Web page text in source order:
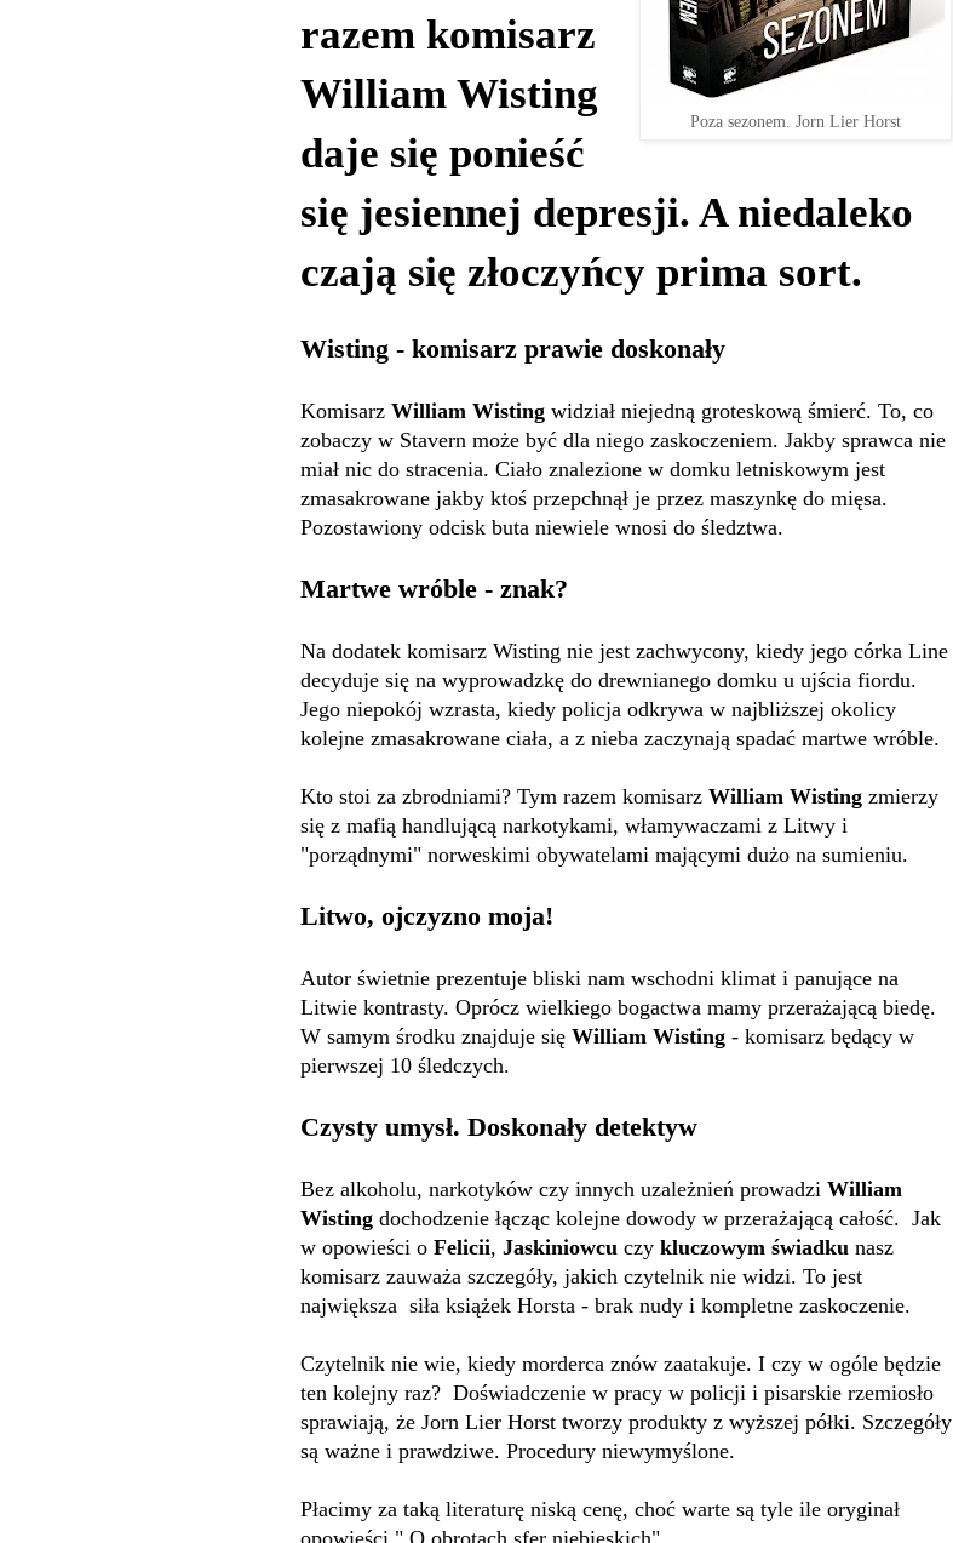
Poza sezonem. Jorn Lier Horst
razem komisarz
William Wisting
daje się ponieść
się jesiennej depresji. A niedaleko
czają się złoczyńcy prima sort.
Wisting - komisarz prawie doskonały
Komisarz William Wisting widział niejedną groteskową śmierć. To, co
zobaczy w Stavern może być dla niego zaskoczeniem. Jakby sprawca nie
miał nic do stracenia. Ciało znalezione w domku letniskowym jest
zmasakrowane jakby ktoś przepchnął je przez maszynkę do mięsa.
Pozostawiony odcisk buta niewiele wnosi do śledztwa.
Martwe wróble - znak?
Na dodatek komisarz Wisting nie jest zachwycony, kiedy jego córka Line
decyduje się na wyprowadzkę do drewnianego domku u ujścia fiordu.
Jego niepokój wzrasta, kiedy policja odkrywa w najbliższej okolicy
kolejne zmasakrowane ciała, a z nieba zaczynają spadać martwe wróble.
Kto stoi za zbrodniami? Tym razem komisarz William Wisting zmierzy
się z mafią handlującą narkotykami, włamywaczami z Litwy i
"porządnymi" norweskimi obywatelami mającymi dużo na sumieniu.
Litwo, ojczyzno moja!
Autor świetnie prezentuje bliski nam wschodni klimat i panujące na
Litwie kontrasty. Oprócz wielkiego bogactwa mamy przerażającą biedę.
W samym środku znajduje się William Wisting - komisarz będący w
pierwszej 10 śledczych.
Czysty umysł. Doskonały detektyw
Bez alkoholu, narkotyków czy innych uzależnień prowadzi William
Wisting dochodzenie łącząc kolejne dowody w przerażającą całość. Jak
w opowieści o Felicii, Jaskiniowcu czy kluczowym świadku nasz
komisarz zauważa szczegóły, jakich czytelnik nie widzi. To jest
największa siła książek Horsta - brak nudy i kompletne zaskoczenie.
Czytelnik nie wie, kiedy morderca znów zaatakuje. I czy w ogóle będzie
ten kolejny raz? Doświadczenie w pracy w policji i pisarskie rzemiosło
sprawiają, że Jorn Lier Horst tworzy produkty z wyższej półki. Szczegóły
są ważne i prawdziwe. Procedury niewymyślone.
Płacimy za taką literaturę niską cenę, choć warte są tyle ile oryginał
opowieści " O obrotach sfer niebieskich".